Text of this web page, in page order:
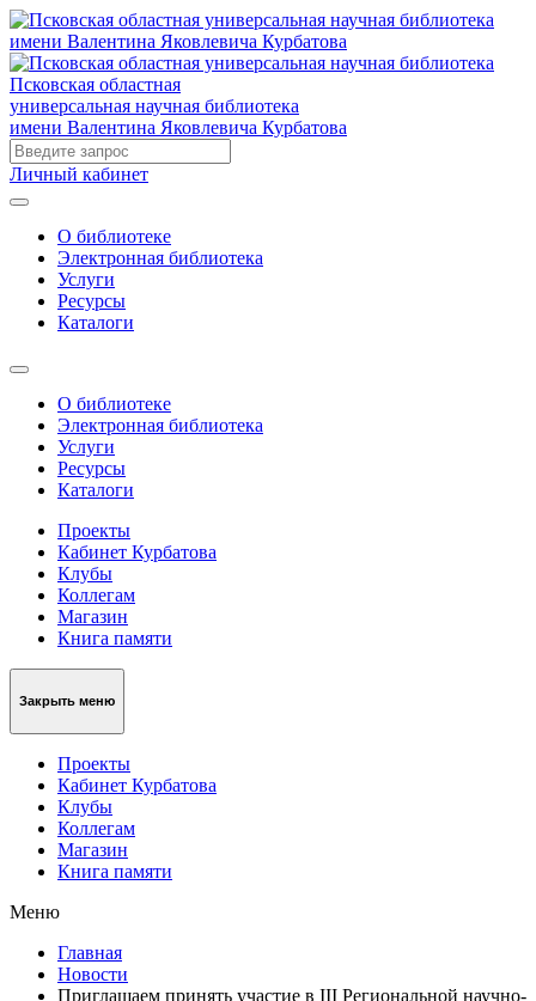
Псковская областная
универсальная научная библиотека
имени Валентина Яковлевича Курбатова
Личный кабинет
О библиотеке
Электронная библиотека
Услуги
Ресурсы
Каталоги
О библиотеке
Электронная библиотека
Услуги
Ресурсы
Каталоги
Проекты
Кабинет Курбатова
Клубы
Коллегам
Магазин
Книга памяти
Закрыть меню
Проекты
Кабинет Курбатова
Клубы
Коллегам
Магазин
Книга памяти
Меню
Главная
Новости
Приглашаем принять участие в III Региональной научно-